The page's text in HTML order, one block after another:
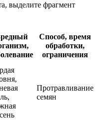
выделите фрагмент
Способ, время
обработки,
ограничения
Протравливание
семян